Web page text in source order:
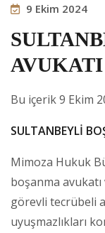
9 Ekim 2024
AVUKATI
Bu içerik 9 Ekim
SULTANBEYLİ
Mimoza Hukuk
boşanma
görevli tecrübeli
uyuşmazlıkları